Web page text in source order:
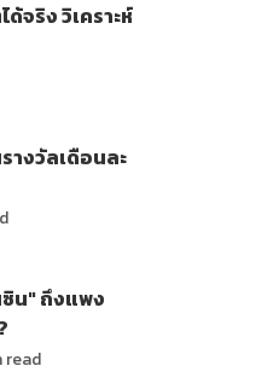
จริง วิเคราะห์
างวัลเดือนละ
ซิน" ถึงแพง
read